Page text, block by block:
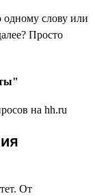
одному слову или
Просто
От